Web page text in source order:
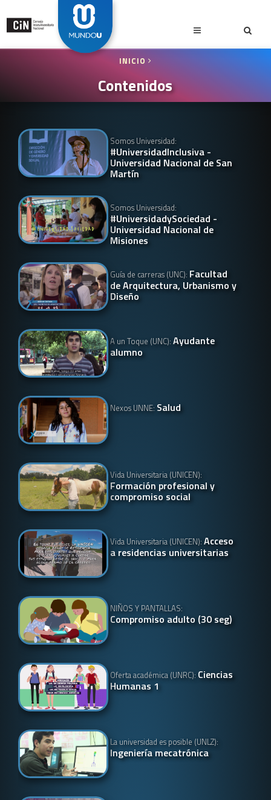
INICIO
Contenidos
Somos Universidad:
#UniversidadInclusiva -
Universidad Nacional de San
Martín
Somos Universidad:
#UniversidadySociedad -
Universidad Nacional de
Misiones
Guía de carreras (UNC): Facultad
de Arquitectura, Urbanismo y
Diseño
A un Toque (UNC):Ayudante
alumno
Nexos UNNE: Salud
Vida Universitaria (UNICEN):
Formación profesional y
compromiso social
Vida Universitaria (UNICEN):Acceso
a residencias universitarias
NIÑOS Y PANTALLAS:
Compromiso adulto (30 seg)
Oferta académica (UNRC): Ciencias
Humanas 1
La universidad es posible (UNLZ):
Ingeniería mecatrónica